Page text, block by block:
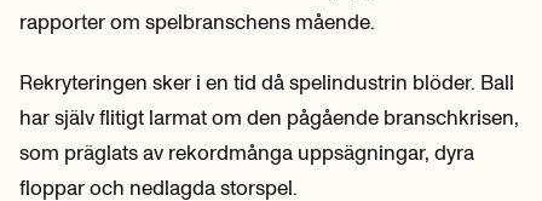
rapporter om spelbranschens mående.
Rekryteringen sker i en tid då spelindustrin blöder. Ball
har själv flitigt larmat om den pågående branschkrisen,
som präglats av rekordmånga uppsägningar, dyra
floppar och nedlagda storspel.